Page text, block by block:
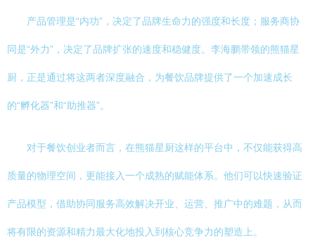
产品管理是“内功”，决定了品牌生命力的强度和长度；服务商协
同是“外力”，决定了品牌扩张的速度和稳健度。李海鹏带领的熊猫星
厨，正是通过将这两者深度融合，为餐饮品牌提供了一个加速成长
的“孵化器”和“助推器”。
对于餐饮创业者而言，在熊猫星厨这样的平台中，不仅能获得高
质量的物理空间，更能接入一个成熟的赋能体系。他们可以快速验证
产品模型，借助协同服务高效解决开业、运营、推广中的难题，从而
将有限的资源和精力最大化地投入到核心竞争力的塑造上。